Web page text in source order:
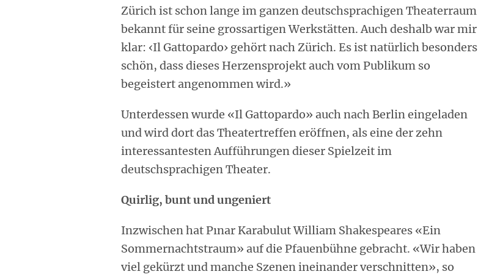
Zürich ist schon lange im ganzen deutschsprachigen Theaterraum
bekannt für seine grossartigen Werkstätten. Auch deshalb war mir
klar: ‹Il Gattopardo› gehört nach Zürich. Es ist natürlich besonders
schön, dass dieses Herzensprojekt auch vom Publikum so
begeistert angenommen wird.»
Unterdessen wurde «Il Gattopardo» auch nach Berlin eingeladen
und wird dort das Theatertreffen eröffnen, als eine der zehn
interessantesten Aufführungen dieser Spielzeit im
deutschsprachigen Theater.
Quirlig, bunt und ungeniert
Inzwischen hat Pınar Karabulut William Shakespeares «Ein
Sommernachtstraum» auf die Pfauenbühne gebracht. «Wir haben
viel gekürzt und manche Szenen ineinander verschnitten», so